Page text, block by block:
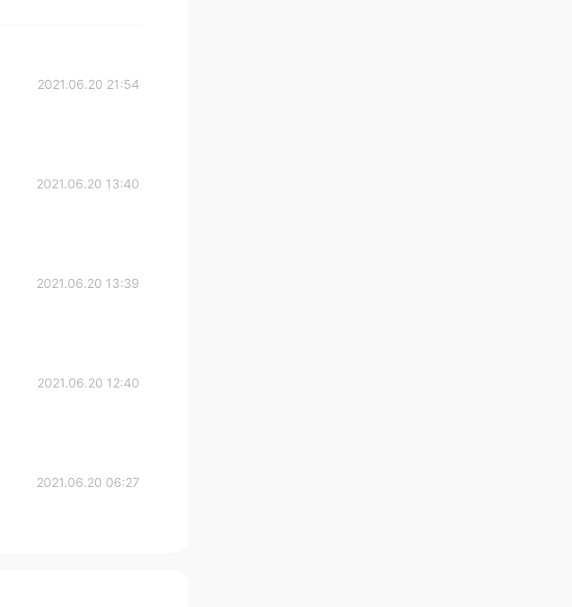
2021.06.20 21:54
2021.06.20 13:40
2021.06.20 13:39
2021.06.20 12:40
2021.06.20 06:27